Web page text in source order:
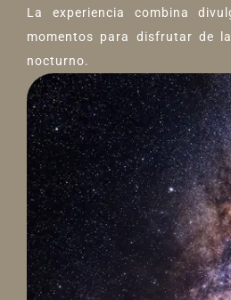
La experiencia combina
momentos para disfrutar de
nocturno.